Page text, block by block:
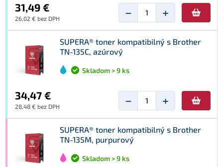
31,49 €
26,02 € bez DPH − +
SUPERA® toner kompatibilný s Brother
TN-135C, azúrový
Skladom > 9 ks
34,47 €
28,48 € bez DPH − +
SUPERA® toner kompatibilný s Brother
TN-135M, purpurový
Skladom > 9 ks